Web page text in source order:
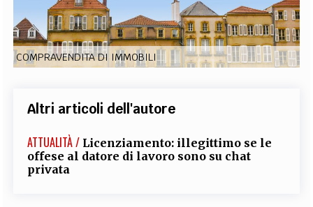
CODICI RUBRICHE LIBRI PROCEEDINGS PUBBLICITÀ CONTATTI
SOCIAL MEDIA
COMPRAVENDITA DI IMMOBILI
Altri articoli dell'autore
ATTUALITÀ / Licenziamento: illegittimo se le
offese al datore di lavoro sono su chat
privata